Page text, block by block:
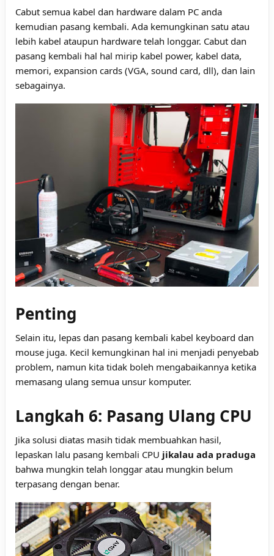
Cabut semua kabel dan hardware dalam PC anda
kemudian pasang kembali. Ada kemungkinan satu atau
lebih kabel ataupun hardware telah longgar. Cabut dan
pasang kembali hal hal mirip kabel power, kabel data,
memori, expansion cards (VGA, sound card, dll), dan lain
sebagainya.
Penting
Selain itu, lepas dan pasang kembali kabel keyboard dan
mouse juga. Kecil kemungkinan hal ini menjadi penyebab
problem, namun kita tidak boleh mengabaikannya ketika
memasang ulang semua unsur komputer.
Langkah 6: Pasang Ulang CPU
Jika solusi diatas masih tidak membuahkan hasil,
lepaskan lalu pasang kembali CPU jikalau ada praduga
bahwa mungkin telah longgar atau mungkin belum
terpasang dengan benar.